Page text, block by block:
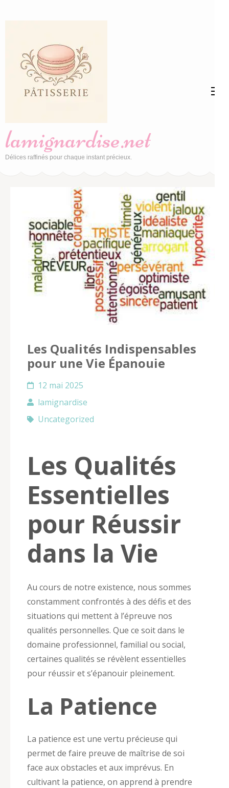
(Pressez
Entrée)
lamignardise.net
Délices raffinés pour chaque instant précieux.
Les Qualités Indispensables
pour une Vie Épanouie
12 mai 2025
lamignardise
Uncategorized
Les Qualités
Essentielles
pour Réussir
dans la Vie
Au cours de notre existence, nous sommes
constamment confrontés à des défis et des
situations qui mettent à l’épreuve nos
qualités personnelles. Que ce soit dans le
domaine professionnel, familial ou social,
certaines qualités se révèlent essentielles
pour réussir et s’épanouir pleinement.
La Patience
La patience est une vertu précieuse qui
permet de faire preuve de maîtrise de soi
face aux obstacles et aux imprévus. En
cultivant la patience, on apprend à prendre